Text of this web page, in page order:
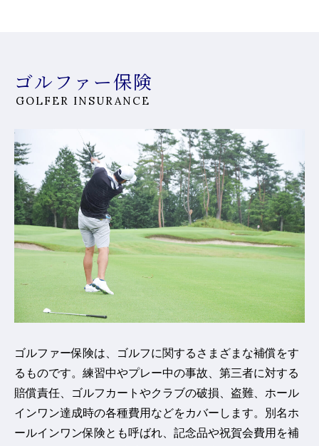
ゴルファー保険
GOLFER INSURANCE
ゴルファー保険は、ゴルフに関するさまざまな補償をす
るものです。練習中やプレー中の事故、第三者に対する
賠償責任、ゴルフカートやクラブの破損、盗難、ホール
インワン達成時の各種費用などをカバーします。別名ホ
ールインワン保険とも呼ばれ、記念品や祝賀会費用を補